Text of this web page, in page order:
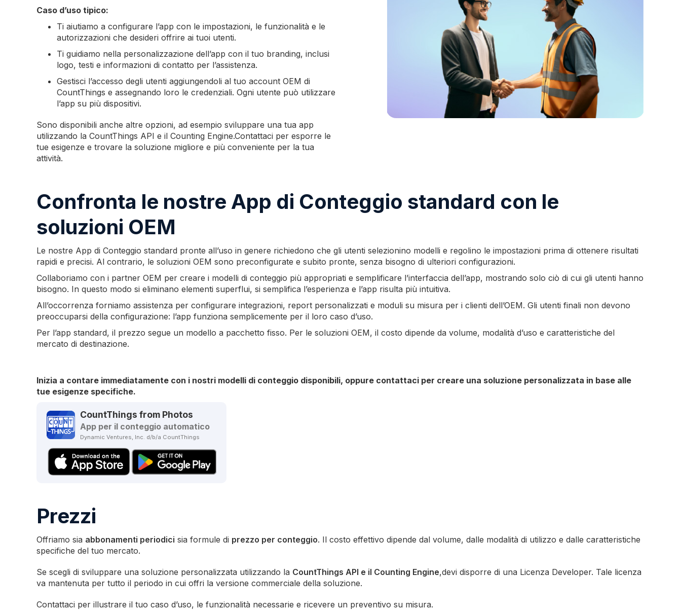
Caso d’uso tipico:
Ti aiutiamo a configurare l’app con le impostazioni, le funzionalità e le
autorizzazioni che desideri offrire ai tuoi utenti.
Ti guidiamo nella personalizzazione dell’app con il tuo branding, inclusi
logo, testi e informazioni di contatto per l’assistenza.
Gestisci l’accesso degli utenti aggiungendoli al tuo account OEM di
CountThings e assegnando loro le credenziali. Ogni utente può utilizzare
l’app su più dispositivi.
Sono disponibili anche altre opzioni, ad esempio sviluppare una tua app
utilizzando la CountThings API e il Counting Engine.Contattaci per esporre le
tue esigenze e trovare la soluzione migliore e più conveniente per la tua
attività.
Confronta le nostre App di Conteggio standard con le
soluzioni OEM
Le nostre App di Conteggio standard pronte all’uso in genere richiedono che gli utenti selezionino modelli e regolino le impostazioni prima di ottenere risultati
rapidi e precisi. Al contrario, le soluzioni OEM sono preconfigurate e subito pronte, senza bisogno di ulteriori configurazioni.
Collaboriamo con i partner OEM per creare i modelli di conteggio più appropriati e semplificare l’interfaccia dell’app, mostrando solo ciò di cui gli utenti hanno
bisogno. In questo modo si eliminano elementi superflui, si semplifica l’esperienza e l’app risulta più intuitiva.
All’occorrenza forniamo assistenza per configurare integrazioni, report personalizzati e moduli su misura per i clienti dell’OEM. Gli utenti finali non devono
preoccuparsi della configurazione: l’app funziona semplicemente per il loro caso d’uso.
Per l’app standard, il prezzo segue un modello a pacchetto fisso. Per le soluzioni OEM, il costo dipende da volume, modalità d’uso e caratteristiche del
mercato di destinazione.
Inizia a contare immediatamente con i nostri modelli di conteggio disponibili, oppure contattaci per creare una soluzione personalizzata in base alle
tue esigenze specifiche.
CountThings from Photos
App per il conteggio automatico
Dynamic Ventures, Inc. d/b/a CountThings
Prezzi
Offriamo sia abbonamenti periodici sia formule di prezzo per conteggio. Il costo effettivo dipende dal volume, dalle modalità di utilizzo e dalle caratteristiche
specifiche del tuo mercato.
Se scegli di sviluppare una soluzione personalizzata utilizzando la CountThings API e il Counting Engine,devi disporre di una Licenza Developer. Tale licenza
va mantenuta per tutto il periodo in cui offri la versione commerciale della soluzione.
Contattaci per illustrare il tuo caso d’uso, le funzionalità necessarie e ricevere un preventivo su misura.